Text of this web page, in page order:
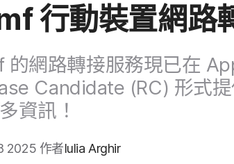
行動​裝置​網路​
的​網路​轉接​服務現​已​在
Candidate (RC) 形式​
資訊！
2025 作​者Iulia Arghir